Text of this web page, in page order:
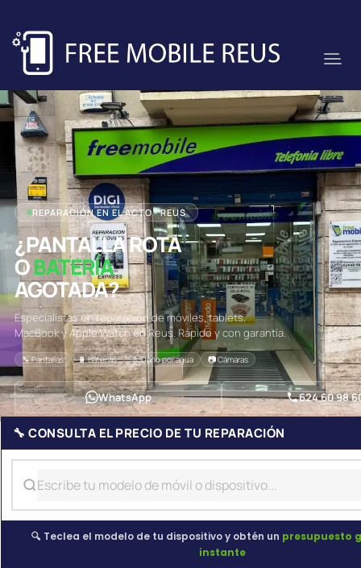
REPARACIÓN EN EL ACTO · REUS
¿PANTALLA ROTA
OBATERÍA
AGOTADA?
Especialistas en reparación de móviles, tablets,
MacBook y Apple Watch en Reus. Rápido y con garantía.
🔧 Pantallas 🔋 Baterías 💧 Daño por agua 📷 Cámaras
WhatsApp 624 60 98
🔧 CONSULTA EL PRECIO DE TU REPARACIÓN
🔍 Teclea el modelo de tu dispositivo y obtén un presupuesto
instante